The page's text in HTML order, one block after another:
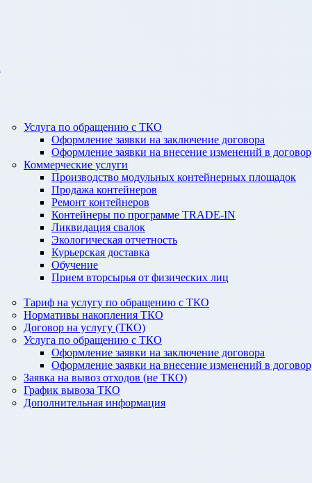
Услуга по обращению с ТКО
Оформление заявки на заключение договора
Оформление заявки на внесение изменений в договор
Коммерческие услуги
Производство модульных контейнерных площадок
Продажа контейнеров
Ремонт контейнеров
Контейнеры по программе TRADE-IN
Ликвидация свалок
Экологическая отчетность
Курьерская доставка
Обучение
Прием вторсырья от физических лиц
Тариф на услугу по обращению с ТКО
Нормативы накопления ТКО
Договор на услугу (ТКО)
Услуга по обращению с ТКО
Оформление заявки на заключение договора
Оформление заявки на внесение изменений в договор
Заявка на вывоз отходов (не ТКО)
График вывоза ТКО
Дополнительная информация